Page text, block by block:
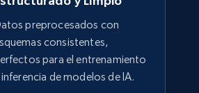
Color, Size, Reviews
Category url, Category, and
preprocesados con
consistentes,
para el entrenamiento
inferencia de modelos de IA.